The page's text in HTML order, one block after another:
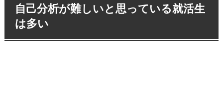
自己分析が難しいと思っている就活生
は多い